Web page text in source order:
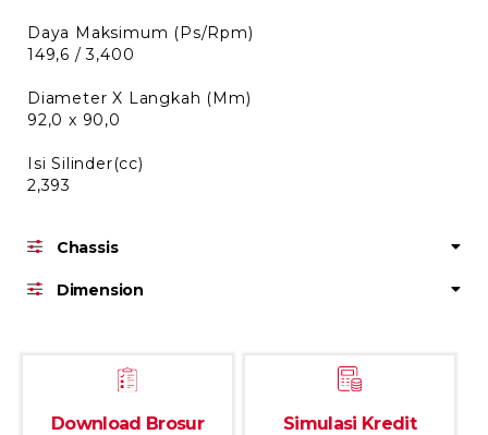
Daya Maksimum (Ps/Rpm)
149,6 / 3,400
Diameter X Langkah (Mm)
92,0 x 90,0
Isi Silinder(cc)
2,393
Chassis
Dimension
Download Brosur Simulasi Kredit